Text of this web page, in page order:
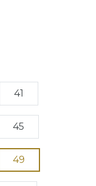
41
45
49